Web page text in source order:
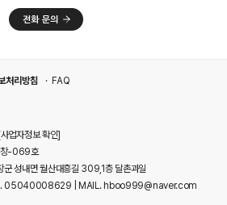
처리방침 FAQ
업자정보 확인]
창-069호
성내면 월산대흥길 309,1층 달촌과일
05040008629 | MAIL. hboo999@naver.com